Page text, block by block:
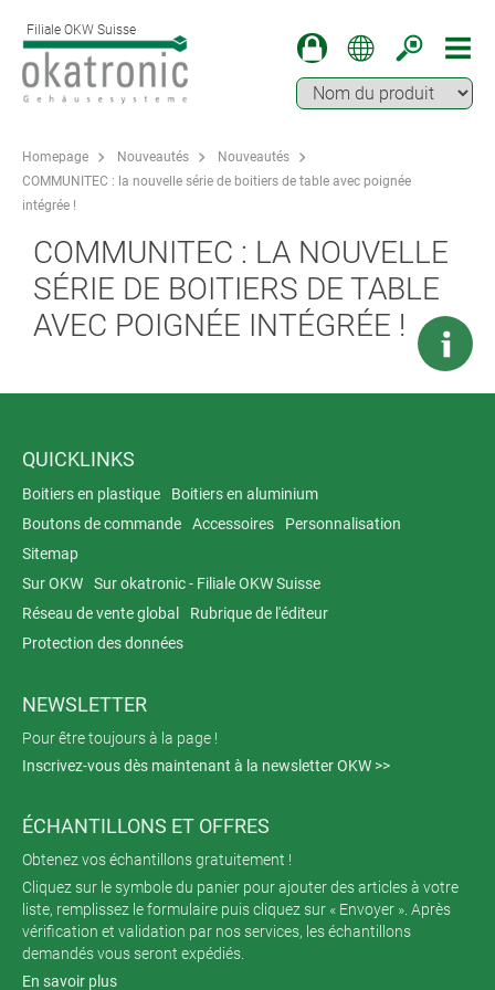
Filiale OKW Suisse
Homepage Nouveautés
Nouveautés
COMMUNITEC : la nouvelle série de boitiers de table avec poignée
intégrée !
COMMUNITEC : LA NOUVELLE
SÉRIE DE BOITIERS DE TABLE
AVEC POIGNÉE INTÉGRÉE !
QUICKLINKS
Boitiers en plastique
Boitiers en aluminium
Boutons de commande
Accessoires
Personnalisation
Sitemap
Sur OKW
Sur okatronic - Filiale OKW Suisse
Réseau de vente global
Rubrique de l'éditeur
Protection des données
NEWSLETTER
Pour être toujours à la page !
Inscrivez-vous dès maintenant à la newsletter OKW >>
ÉCHANTILLONS ET OFFRES
Obtenez vos échantillons gratuitement !
Cliquez sur le symbole du panier pour ajouter des articles à votre
liste, remplissez le formulaire puis cliquez sur « Envoyer ». Après
vérification et validation par nos services, les échantillons
demandés vous seront expédiés.
En savoir plus